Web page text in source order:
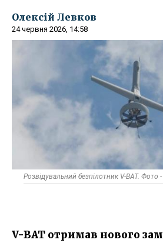
Олексій Левков
24 червня 2026, 14:58
Розвідувальний безпілотник V-BAT. Фото
V-BAT отримав нового